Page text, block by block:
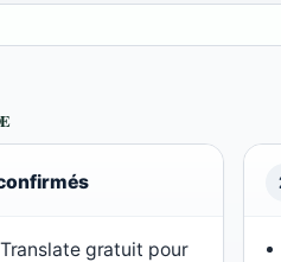
gratuit pour